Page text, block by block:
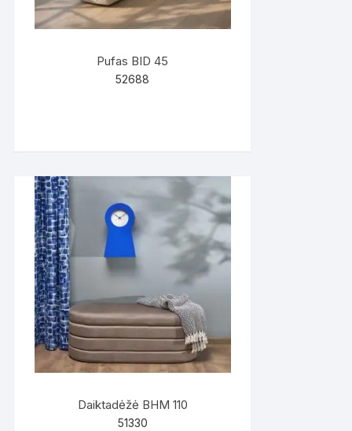
Pufas BID 45
52688
Daiktadėžė BHM 110
51330